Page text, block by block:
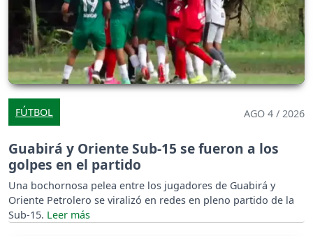
FÚTBOL AGO 4 / 2026
Guabirá y Oriente Sub-15 se fueron a los
golpes en el partido
Una bochornosa pelea entre los jugadores de Guabirá y
Oriente Petrolero se viralizó en redes en pleno partido de la
Sub-15.